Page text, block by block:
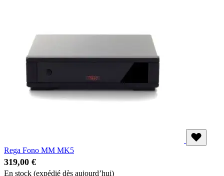
Rega Fono MM MK5
319,00 €
En stock (expédié dès aujourd’hui)